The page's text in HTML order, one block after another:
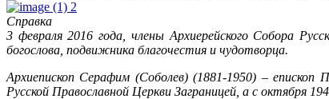
Справка
3 февраля 2016 года, члены Архиерейского Собора
богослова, подвижника благочестия и чудотворца.
Архиепископ Серафим (Соболев) (1881-1950) – епископ
Русской Православной Церкви Заграницей, а с октября